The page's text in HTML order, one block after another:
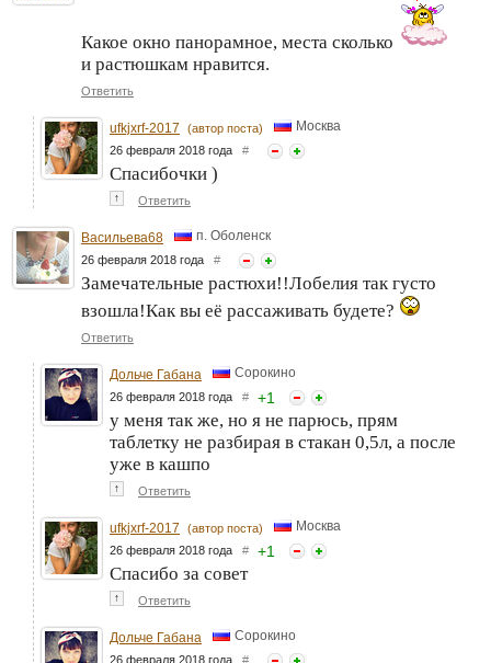
Какое окно панорамное, места сколько
и растюшкам нравится.
Ответить
ufkjxrf-2017 (автор поста) Москва
26 февраля 2018 года #
Спасибочки )
↑ Ответить
Васильева68 п. Оболенск
26 февраля 2018 года #
Замечательные растюхи!!Лобелия так густо
взошла!Как вы её рассаживать будете?
Ответить
Дольче Габана Сорокино
26 февраля 2018 года # +1
у меня так же, но я не парюсь, прям
таблетку не разбирая в стакан 0,5л, а после
уже в кашпо
↑ Ответить
ufkjxrf-2017 (автор поста) Москва
26 февраля 2018 года # +1
Спасибо за совет
↑ Ответить
Дольче Габана Сорокино
26 февраля 2018 года #